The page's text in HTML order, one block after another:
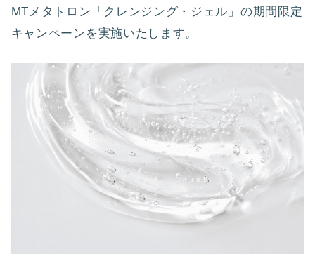
MTメタトロン「クレンジング・ジェル」の期間限定
キャンペーンを実施いたします。